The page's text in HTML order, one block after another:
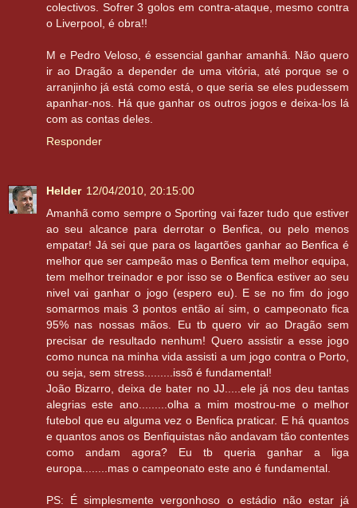
colectivos. Sofrer 3 golos em contra-ataque, mesmo contra
o Liverpool, é obra!!
M e Pedro Veloso, é essencial ganhar amanhã. Não quero
ir ao Dragão a depender de uma vitória, até porque se o
arranjinho já está como está, o que seria se eles pudessem
apanhar-nos. Há que ganhar os outros jogos e deixa-los lá
com as contas deles.
Responder
Helder 12/04/2010, 20:15:00
Amanhã como sempre o Sporting vai fazer tudo que estiver
ao seu alcance para derrotar o Benfica, ou pelo menos
empatar! Já sei que para os lagartões ganhar ao Benfica é
melhor que ser campeão mas o Benfica tem melhor equipa,
tem melhor treinador e por isso se o Benfica estiver ao seu
nivel vai ganhar o jogo (espero eu). E se no fim do jogo
somarmos mais 3 pontos então aí sim, o campeonato fica
95% nas nossas mãos. Eu tb quero vir ao Dragão sem
precisar de resultado nenhum! Quero assistir a esse jogo
como nunca na minha vida assisti a um jogo contra o Porto,
ou seja, sem stress.........issõ é fundamental!
João Bizarro, deixa de bater no JJ.....ele já nos deu tantas
alegrias este ano.........olha a mim mostrou-me o melhor
futebol que eu alguma vez o Benfica praticar. E há quantos
e quantos anos os Benfiquistas não andavam tão contentes
como andam agora? Eu tb queria ganhar a liga
europa........mas o campeonato este ano é fundamental.
PS: É simplesmente vergonhoso o estádio não estar já